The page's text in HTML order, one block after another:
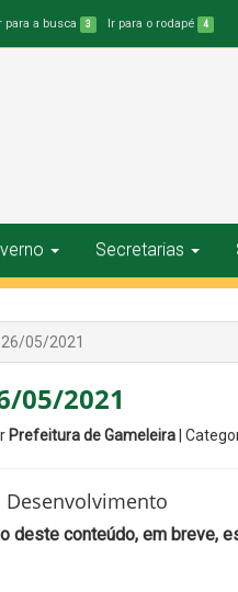
para a busca 3 Ir para o rodapé 4
Secretarias
26/05/2021
05/2021
Prefeitura de Gameleira |
deste conteúdo, em breve,